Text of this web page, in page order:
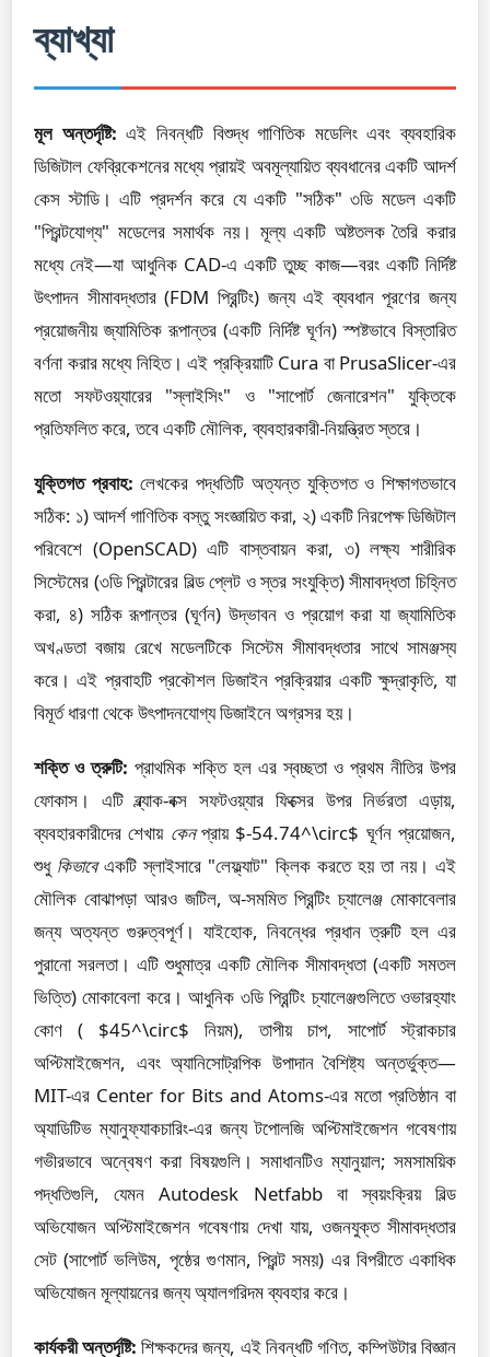
ব্যাখ্যা
মূল অন্তর্দৃষ্টি: এই নিবন্ধটি বিশুদ্ধ গাণিতিক মডেলিং এবং ব্যবহারিক
ডিজিটাল ফেব্রিকেশনের মধ্যে প্রায়ই অবমূল্যায়িত ব্যবধানের একটি আদর্শ
কেস স্টাডি। এটি প্রদর্শন করে যে একটি "সঠিক" ৩ডি মডেল একটি
"প্রিন্টযোগ্য" মডেলের সমার্থক নয়। মূল্য একটি অষ্টতলক তৈরি করার
মধ্যে নেই—যা আধুনিক CAD-এ একটি তুচ্ছ কাজ—বরং একটি নির্দিষ্ট
উৎপাদন সীমাবদ্ধতার (FDM প্রিন্টিং) জন্য এই ব্যবধান পূরণের জন্য
প্রয়োজনীয় জ্যামিতিক রূপান্তর (একটি নির্দিষ্ট ঘূর্ণন) স্পষ্টভাবে বিস্তারিত
বর্ণনা করার মধ্যে নিহিত। এই প্রক্রিয়াটি Cura বা PrusaSlicer-এর
মতো সফটওয়্যারের "স্লাইসিং" ও "সাপোর্ট জেনারেশন" যুক্তিকে
প্রতিফলিত করে, তবে একটি মৌলিক, ব্যবহারকারী-নিয়ন্ত্রিত স্তরে।
যুক্তিগত প্রবাহ: লেখকের পদ্ধতিটি অত্যন্ত যুক্তিগত ও শিক্ষাগতভাবে
সঠিক: ১) আদর্শ গাণিতিক বস্তু সংজ্ঞায়িত করা, ২) একটি নিরপেক্ষ ডিজিটাল
পরিবেশে (OpenSCAD) এটি বাস্তবায়ন করা, ৩) লক্ষ্য শারীরিক
সিস্টেমের (৩ডি প্রিন্টারের বিল্ড প্লেট ও স্তর সংযুক্তি) সীমাবদ্ধতা চিহ্নিত
করা, ৪) সঠিক রূপান্তর (ঘূর্ণন) উদ্ভাবন ও প্রয়োগ করা যা জ্যামিতিক
অখণ্ডতা বজায় রেখে মডেলটিকে সিস্টেম সীমাবদ্ধতার সাথে সামঞ্জস্য
করে। এই প্রবাহটি প্রকৌশল ডিজাইন প্রক্রিয়ার একটি ক্ষুদ্রাকৃতি, যা
বিমূর্ত ধারণা থেকে উৎপাদনযোগ্য ডিজাইনে অগ্রসর হয়।
শক্তি ও ত্রুটি: প্রাথমিক শক্তি হল এর স্বচ্ছতা ও প্রথম নীতির উপর
ফোকাস। এটি ব্ল্যাক-বক্স সফটওয়্যার ফিক্সের উপর নির্ভরতা এড়ায়,
ব্যবহারকারীদের শেখায় কেনপ্রায় $-54.74^\circ$ ঘূর্ণন প্রয়োজন,
শুধু কিভাবেএকটি স্লাইসারে "লেফ্ল্যাট" ক্লিক করতে হয় তা নয়। এই
মৌলিক বোঝাপড়া আরও জটিল, অ-সমমিত প্রিন্টিং চ্যালেঞ্জ মোকাবেলার
জন্য অত্যন্ত গুরুত্বপূর্ণ। যাইহোক, নিবন্ধের প্রধান ত্রুটি হল এর
পুরানো সরলতা। এটি শুধুমাত্র একটি মৌলিক সীমাবদ্ধতা (একটি সমতল
ভিত্তি) মোকাবেলা করে। আধুনিক ৩ডি প্রিন্টিং চ্যালেঞ্জগুলিতে ওভারহ্যাং
কোণ ( $45^\circ$ নিয়ম), তাপীয় চাপ, সাপোর্ট স্ট্রাকচার
অপ্টিমাইজেশন, এবং অ্যানিসোট্রপিক উপাদান বৈশিষ্ট্য অন্তর্ভুক্ত—
MIT-এর Center for Bits and Atoms-এর মতো প্রতিষ্ঠান বা
অ্যাডিটিভ ম্যানুফ্যাকচারিং-এর জন্য টপোলজি অপ্টিমাইজেশন গবেষণায়
গভীরভাবে অন্বেষণ করা বিষয়গুলি। সমাধানটিও ম্যানুয়াল; সমসাময়িক
পদ্ধতিগুলি, যেমন Autodesk Netfabb বা স্বয়ংক্রিয় বিল্ড
অভিযোজন অপ্টিমাইজেশন গবেষণায় দেখা যায়, ওজনযুক্ত সীমাবদ্ধতার
সেট (সাপোর্ট ভলিউম, পৃষ্ঠের গুণমান, প্রিন্ট সময়) এর বিপরীতে একাধিক
অভিযোজন মূল্যায়নের জন্য অ্যালগরিদম ব্যবহার করে।
কার্যকরী অন্তর্দৃষ্টি: শিক্ষকদের জন্য, এই নিবন্ধটি গণিত, কম্পিউটার বিজ্ঞান